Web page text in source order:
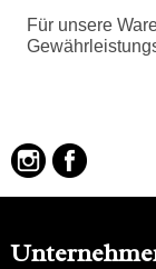
1
Tragweise:
Für unsere